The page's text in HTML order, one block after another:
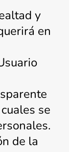
y
en
se
de la